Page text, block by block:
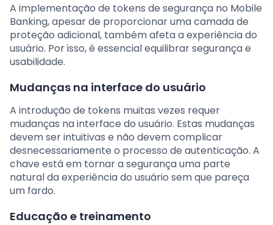
A implementação de tokens de segurança no Mobile
Banking, apesar de proporcionar uma camada de
proteção adicional, também afeta a experiência do
usuário. Por isso, é essencial equilibrar segurança e
usabilidade.
Mudanças na interface do usuário
A introdução de tokens muitas vezes requer
mudanças na interface do usuário. Estas mudanças
devem ser intuitivas e não devem complicar
desnecessariamente o processo de autenticação. A
chave está em tornar a segurança uma parte
natural da experiência do usuário sem que pareça
um fardo.
Educação e treinamento